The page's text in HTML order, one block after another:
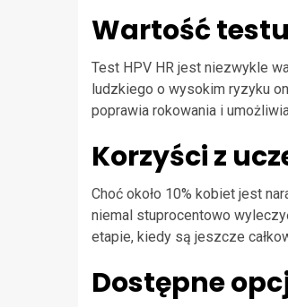
Wartość testu
Test HPV HR jest niezwykle
ludzkiego o wysokim ryzyku
poprawia rokowania i
Korzyści z
Choć około 10% kobiet jest
niemal stuprocentowo
etapie, kiedy są jeszcze
Dostępne